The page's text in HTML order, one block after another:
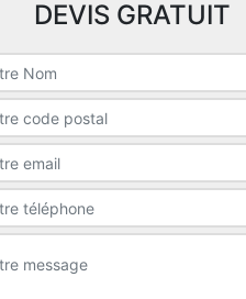
DEVIS GRATUIT